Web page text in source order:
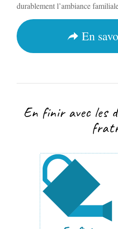
durablement l’ambiance
En
En finir avec les